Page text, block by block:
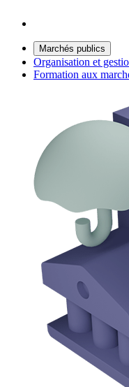
Marchés publics
Organisation et
Formation aux